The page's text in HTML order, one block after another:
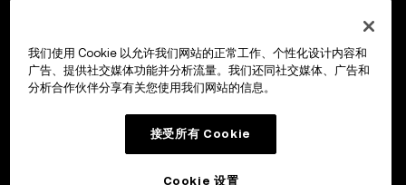
交易
我们使用 Cookie 以允许我们网站的正常工作、个性化设计内容和
广告、提供社交媒体功能并分析流量。我们还同社交媒体、广告和
分析合作伙伴分享有关您使用我们网站的信息。
接受所有 Cookie
Cookie 设置